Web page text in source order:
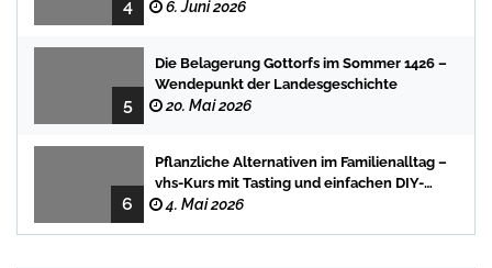
4 Stadtbücherei
6. Juni 2026
5
Die Belagerung Gottorfs im Sommer 1426 –
Wendepunkt der Landesgeschichte
20. Mai 2026
6
Pflanzliche Alternativen im Familienalltag –
vhs-Kurs mit Tasting und einfachen DIY-
Rezepten
4. Mai 2026